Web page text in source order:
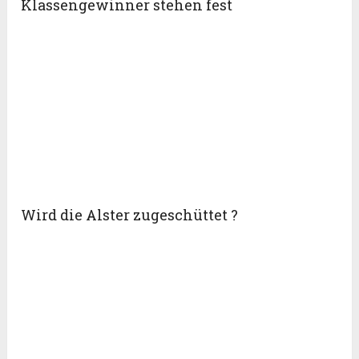
Klassengewinner stehen fest
Wird die Alster zugeschüttet ?